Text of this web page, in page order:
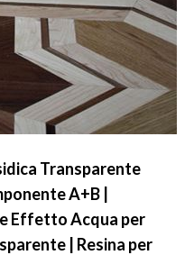
Transparente
A+B |
Effetto Acqua per
| Resina per